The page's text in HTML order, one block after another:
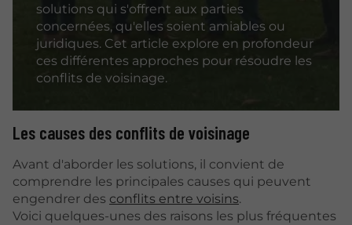
solutions qui s'offrent aux parties
concernées, qu'elles soient amiables ou
juridiques. Cet article explore en profondeur
ces différentes approches pour résoudre les
conflits de voisinage.
Les causes des conflits de voisinage
Avant d'aborder les solutions, il convient de
comprendre les principales causes qui peuvent
engendrer des conflits entre voisins.
Voici quelques-unes des raisons les plus fréquentes